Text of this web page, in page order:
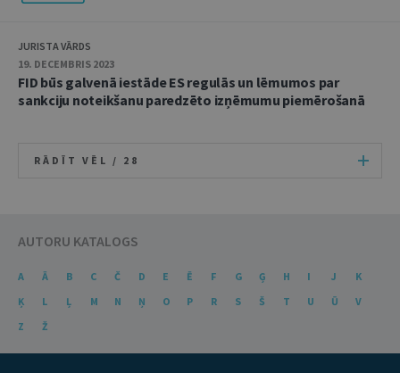
JURISTA VĀRDS
19. DECEMBRIS 2023
FID būs galvenā iestāde ES regulās un lēmumos par
sankciju noteikšanu paredzēto izņēmumu piemērošanā
RĀDĪT VĒL / 28
AUTORU KATALOGS
A Ā B C Č D E Ē F G Ģ H I J
K
Ķ
L Ļ M N Ņ O P R S Š T U Ū
V
Z
Ž